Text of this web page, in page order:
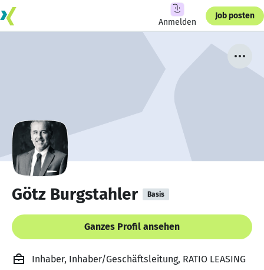
Anmelden
Job posten
Götz Burgstahler Basis
Ganzes Profil ansehen
Inhaber, Inhaber/Geschäftsleitung, RATIO LEASING